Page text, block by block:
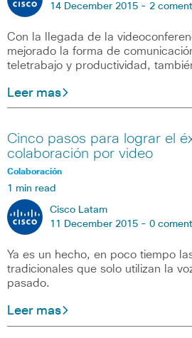
14 December 2015 - 2
Con la llegada de la
mejorado la forma de
teletrabajo y productividad,
Leer mas
Cinco pasos para lograr el
colaboración por video
Colaboración
1 min read
Cisco Latam
11 December 2015 - 0
Ya es un hecho, en poco tiempo
tradicionales que solo utilizan la
pasado.
Leer mas